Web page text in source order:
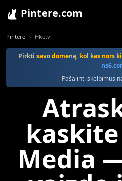
Pintere.com
Pintere Hketv
Pirkti savo domeną, kol kas nors
Pašalinti skelbimus
Media